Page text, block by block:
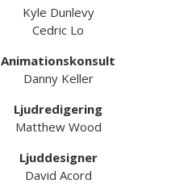
Kyle Dunlevy
Cedric Lo
Animationskonsult
Danny Keller
Ljudredigering
Matthew Wood
Ljuddesigner
David Acord